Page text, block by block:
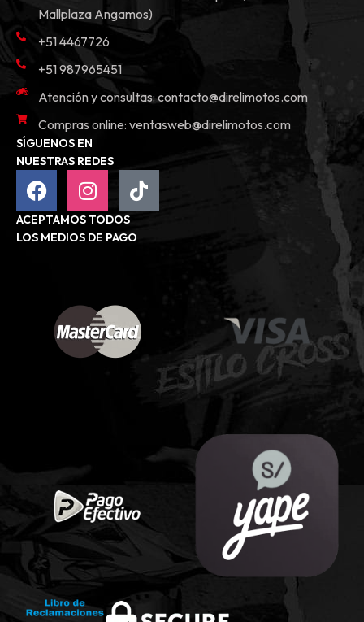
Mallplaza Angamos)
+51 4467726
+51 987965451
Atención y consultas:contacto@direlimotos.com
Compras online: ventasweb@direlimotos.com
SÍGUENOS EN
NUESTRAS REDES
ACEPTAMOS TODOS
LOS MEDIOS DE PAGO